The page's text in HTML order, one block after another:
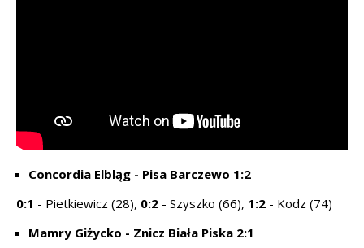
Concordia Elbląg - Pisa Barczewo 1:2
0:1 - Pietkiewicz (28), 0:2 - Szyszko (66), 1:2 - Kodz (74)
Mamry Giżycko - Znicz Biała Piska 2:1